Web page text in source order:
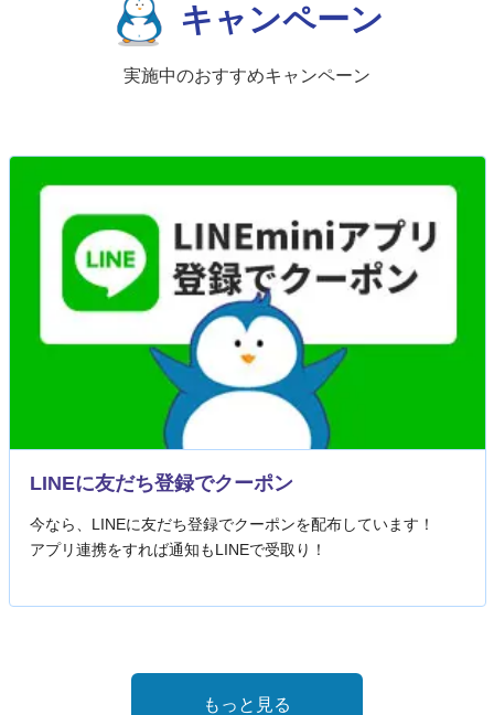
キャンペーン
実施中のおすすめキャンペーン
LINEに友だち登録でクーポン
今なら、LINEに友だち登録でクーポンを配布しています！
アプリ連携をすれば通知もLINEで受取り！
もっと見る